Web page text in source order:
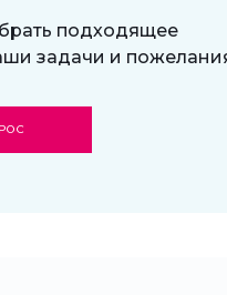
подходящее
задачи и